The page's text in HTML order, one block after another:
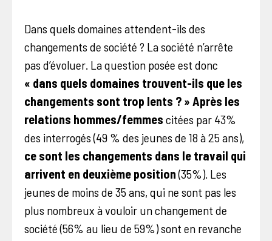
Dans quels domaines attendent-ils des
changements de société ? La société n’arrête
pas d’évoluer. La question posée est donc
« dans quels domaines trouvent-ils que les
changements sont trop lents ? » Après les
relations hommes/femmes citées par 43%
des interrogés (49 % des jeunes de 18 à 25 ans),
ce sont les changements dans le travail qui
arrivent en deuxième position(35%). Les
jeunes de moins de 35 ans, qui ne sont pas les
plus nombreux à vouloir un changement de
société (56% au lieu de 59%) sont en revanche